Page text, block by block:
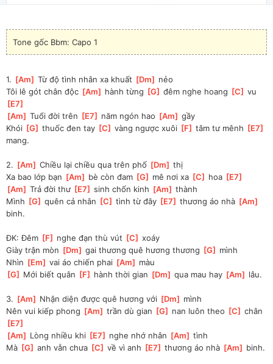
Tone gốc Bbm: Capo 1
1. [Am ] Từ độ tình nhân xa khuất [Dm
nẻo
Tôi lê gót chân độc [Am hành từng [G ] đêm nghe hoang [C ] vu
E7
[Am ] Tuổi đời trên [E7 năm ngón hao [Am ] gầy
Khói [G ] thuốc đen tay [C ] vàng ngược xuôi [F ] tâm tư mênh [E7
mang.
2. [Am ] Chiều lại chiều qua trên phố [Dm ] thị
Xa bao lớp bạn [Am bè còn đam [G mê nơi xa [C hoa [E7
[Am ] Trả đời thư [E7 ] sinh chốn kinh [Am ] thành
Mình [G ] quên cả nhân [C ] tình từ đây [E7 ] thương áo nhà [Am
binh.
ĐK: Đêm [F nghe đạn thù vút [C ] xoáy
Giày trận mòn [Dm ] gai thương quê hương thương [G
mình
Nhìn [Em ] vai áo chiến phai [Am
màu
[G Mới biết quân [F hành thời gian [Dm ] qua mau hay [Am lâu.
3. [Am Nhận diện được quê hương với [Dm
mình
Nên vui kiếp phong [Am ] trần dù gian [G nan luôn theo [C ] chân
E7
[Am Lòng nhiều khi [E7 nghe nhớ nhân [Am ] tình
Mà [G ] anh vẫn chưa [C ] về vì anh [E7 ] thương áo nhà [Am